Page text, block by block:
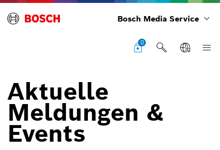
Bosch Media Service
0
Aktuelle
Meldungen &
Events